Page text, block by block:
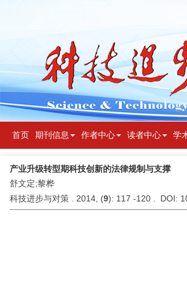
首页 期刊信息 作者中心 读者中心 学
产业升级转型期科技创新的法律规制与支撑
舒文定;黎桦
科技进步与对策 . 2014, (9): 117 -120 . DOI: